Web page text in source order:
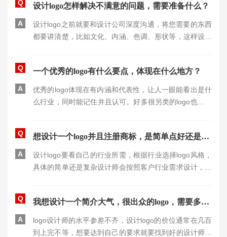
Q
设计logo怎样解决不满意的问题，需要准备什么？
A
设计logo之前就要和设计公司深度沟通，将您需要的东西
都要讲清楚，比如文化、内涵、色调、形状等，这样设计
慢慢完成logo设计。
Q 一个优秀的logo有什么要点，体现在什么地方？
A
优秀的logo体现在有内涵和代表性，让人一眼能看出是什
么行业，同时能记住并且认可。好多很另类的logo也可让
Q
想设计一个logo并且注册商标，是简单点好还是复杂些好？
A
设计logo要看自己的行业所需，根据行业选择logo风格，
具体的简单还是复杂设计师会按照客户行业需求设计，没
Q 我想设计一个简介大气，很出众的logo，需要多少钱？
A
logo设计师的水平参差不齐，设计logo的价位通常在几百
到上完不等，想要达到自己的要求就要找到好的设计师，